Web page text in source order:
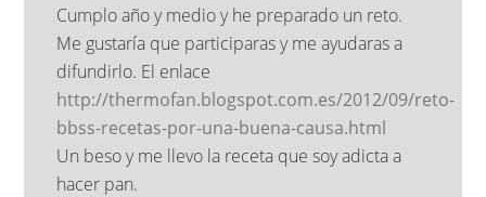
Cumplo año y medio y he preparado un reto.
Me gustaría que participaras y me ayudaras a
difundirlo. El enlace
http://thermofan.blogspot.com.es/2012/09/reto-
bbss-recetas-por-una-buena-causa.html
Un beso y me llevo la receta que soy adicta a
hacer pan.